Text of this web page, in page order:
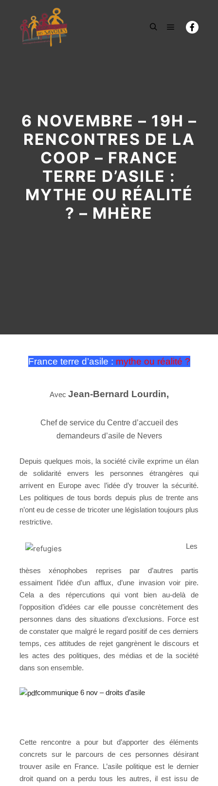
6 NOVEMBRE – 19H –
RENCONTRES DE LA
COOP – FRANCE
TERRE D’ASILE :
MYTHE OU RÉALITÉ
? – MHÈRE
France terre d’asile : mythe ou réalité ?
Avec Jean-Bernard Lourdin,
Chef de service du Centre d’accueil des
demandeurs d’asile de Nevers
Depuis quelques mois, la société civile exprime un élan
de solidarité envers les personnes étrangères qui
arrivent en Europe avec l’idée d’y trouver la sécurité.
Les politiques de tous bords depuis plus de trente ans
n’ont eu de cesse de tricoter une législation toujours plus
restrictive.
Les
thèses xénophobes reprises par d’autres partis
essaiment l’idée d’un afflux, d’une invasion voir pire.
Cela a des répercutions qui vont bien au-delà de
l’opposition d’idées car elle pousse concrètement des
personnes dans des situations d’exclusions. Force est
de constater que malgré le regard positif de ces derniers
temps, ces attitudes de rejet gangrènent le discours et
les actes des politiques, des médias et de la société
dans son ensemble.
communique 6 nov – droits d’asile
Cette rencontre a pour but d’apporter des éléments
concrets sur le parcours de ces personnes désirant
trouver asile en France. L’asile politique est le dernier
droit quand on a perdu tous les autres, il est issu de